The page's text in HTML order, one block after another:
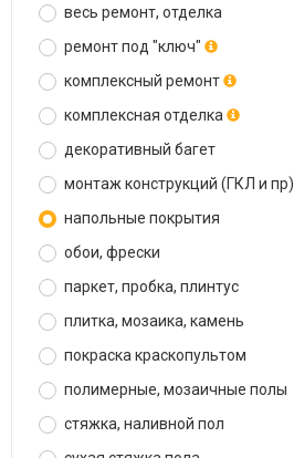
весь ремонт, отделка
ремонт под "ключ"
комплексный ремонт
комплексная отделка
декоративный багет
монтаж конструкций (ГКЛ и пр)
напольные покрытия
обои, фрески
паркет, пробка, плинтус
плитка, мозаика, камень
покраска краскопультом
полимерные, мозаичные полы
стяжка, наливной пол